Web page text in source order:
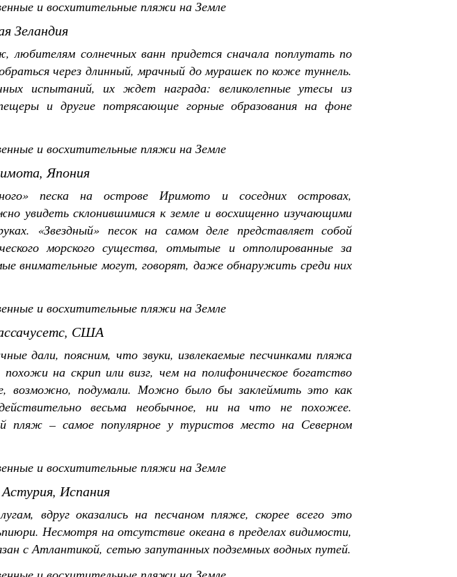
Зеландия
любителям солнечных ванн придется сначала поплутать по
через длинный, мрачный до мурашек по коже туннель.
испытаний, их ждет награда: великолепные утесы из
и другие потрясающие горные образования на фоне
Япония
песка на острове Иримото и соседних островах,
увидеть склонившимися к земле и восхищенно изучающими
«Звездный» песок на самом деле представляет собой
морского существа, отмытые и отполированные за
внимательные могут, говорят, даже обнаружить среди них
США
дали, поясним, что звуки, извлекаемые песчинками пляжа
на скрип или визг, чем на полифоническое богатство
возможно, подумали. Можно было бы заклеймить это как
весьма необычное, ни на что не похожее.
– самое популярное у туристов место на Северном
Испания
вдруг оказались на песчаном пляже, скорее всего это
Несмотря на отсутствие океана в пределах видимости,
с Атлантикой, сетью запутанных подземных водных путей.